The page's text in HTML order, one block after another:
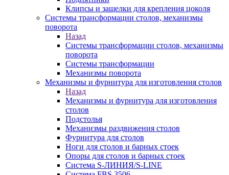
Клипсы и защелки для крепления цоколя
Системы трансформации столов, механизмы
поворота
Назад
Системы трансформации столов, механизмы
поворота
Системы трансформации
Механизмы поворота
Механизмы и фурнитура для изготовления столов
Назад
Механизмы и фурнитура для изготовления
столов
Подстолья
Механизмы раздвижения столов
Фурнитура для столов
Ноги для столов и барных стоек
Опоры для столов и барных стоек
Система S-ЛИНИЯ/S-LINE